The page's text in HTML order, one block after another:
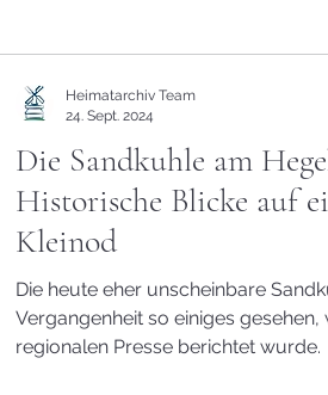
Die Sandkuhle am
Historische Blicke auf
Kleinod
Die heute eher unscheinbare
Vergangenheit so einiges
regionalen Presse berichtet wurde.
Heimatarchiv Team
24. Sept. 2024